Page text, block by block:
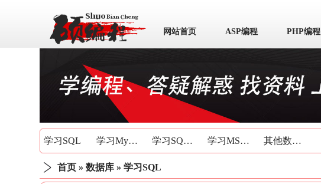
网站首页 ASP编程 PHP编程
学习SQL 学习MySQL 学习SQLite 学习MSSQL 其他数据库
首页 »数据库 »学习SQL